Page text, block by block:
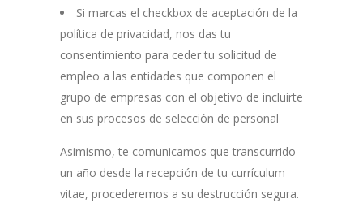
Si marcas el checkbox de aceptación de la
política de privacidad, nos das tu
consentimiento para ceder tu solicitud de
empleo a las entidades que componen el
grupo de empresas con el objetivo de incluirte
en sus procesos de selección de personal
Asimismo, te comunicamos que transcurrido
un año desde la recepción de tu currículum
vitae, procederemos a su destrucción segura.